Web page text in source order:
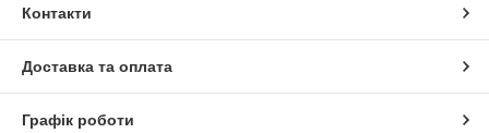
Контакти
Доставка та оплата
Графік роботи